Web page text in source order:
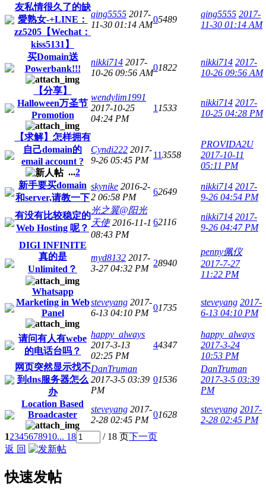
友私情很久了的缺
愛熟女-+LINE：
zz5205【Wechat：
kiss5131】
qing5555 2017-
11-30 01:14 AM
05489
qing5555 2017-
11-30 01:14 AM
买Domain送
Powerbank!!!
nikki714 2017-
10-26 09:56 AM
01822
nikki714 2017-
10-26 09:56 AM
【分享】
Halloween万圣节
Promotion
wendylim1991
2017-10-25
04:24 PM
1 1533
nikki714 2017-
10-25 04:28 PM
【求解】怎样拥有
自己domain的
email account ?
...2
Cyndi222 2017-
9-26 05:45 PM
113558
PROVIDA2U
2017-10-11
05:11 PM
新手要买domain
和server,请教一下
skynike 2016-2-
2 06:58 PM
62649
nikki714 2017-
9-26 04:54 PM
有没有比较稳定的
Web Hosting 呢？
光之翼@阳光
天使 2016-11-1
08:43 PM
62116
nikki714 2017-
9-26 04:47 PM
DIGI INFINITE
真的是
Unlimited？
myd8132 2017-
3-27 04:32 PM
28940
penny佩仪
2017-7-27
11:22 PM
Whatsapp
Marketing in Web
Panel
steveyang 2017-
6-13 04:10 PM
01735
steveyang 2017-
6-13 04:10 PM
请问有人有webe
的电话台吗？
happy_always
2017-3-13
02:25 PM
44347
happy_always
2017-3-24
10:53 PM
网页突然显示找不
到dns服务器怎么
办
DanTruman
2017-3-5 03:39
PM
01536
DanTruman
2017-3-5 03:39
PM
Location Based
Broadcaster
steveyang 2017-
2-28 02:45 PM
01628
steveyang 2017-
2-28 02:45 PM
12345678910... 18 / 18 页下一页
返 回
快速发帖